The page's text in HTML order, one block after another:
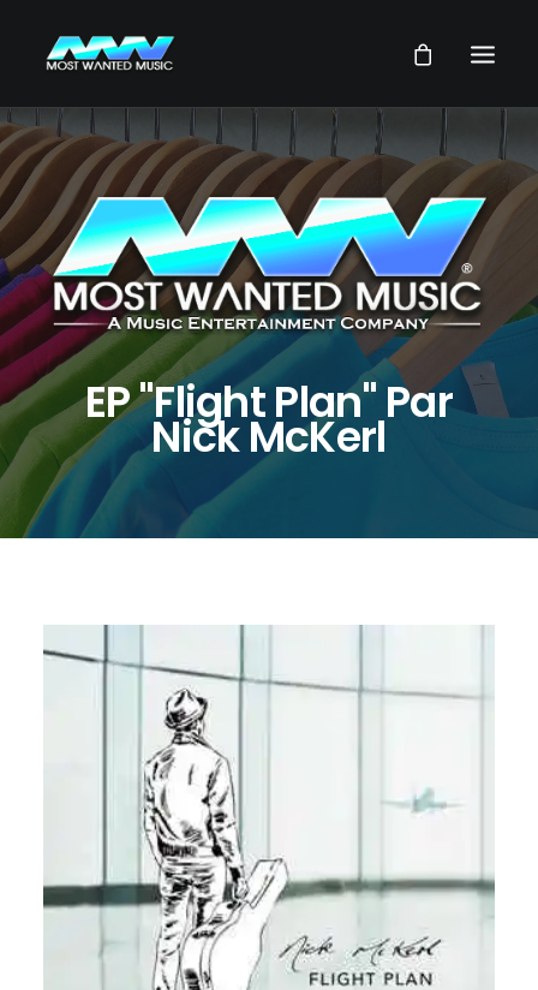
NEWS
ARTISTES
MUSIQUES
VIDEOS
SERVICES
STORE
NOTRE GROUPE
RECHERCHE
EP "Flight Plan" Par
Nick McKerl